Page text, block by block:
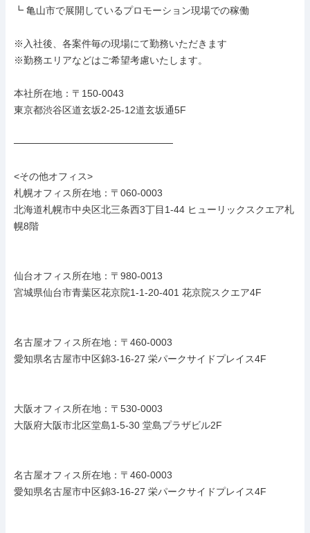
┗ 亀山市で展開しているプロモーション現場での稼働
※入社後、各案件毎の現場にて勤務いただきます
※勤務エリアなどはご希望考慮いたします。
本社所在地：〒150-0043
東京都渋谷区道玄坂2-25-12道玄坂通5F
───────────────────────
<その他オフィス>
札幌オフィス所在地：〒060-0003
北海道札幌市中央区北三条西3丁目1-44 ヒューリックスクエア札
幌8階
仙台オフィス所在地：〒980-0013
宮城県仙台市青葉区花京院1-1-20-401 花京院スクエア4F
名古屋オフィス所在地：〒460-0003
愛知県名古屋市中区錦3-16-27 栄パークサイドプレイス4F
大阪オフィス所在地：〒530-0003
大阪府大阪市北区堂島1-5-30 堂島プラザビル2F
名古屋オフィス所在地：〒460-0003
愛知県名古屋市中区錦3-16-27 栄パークサイドプレイス4F